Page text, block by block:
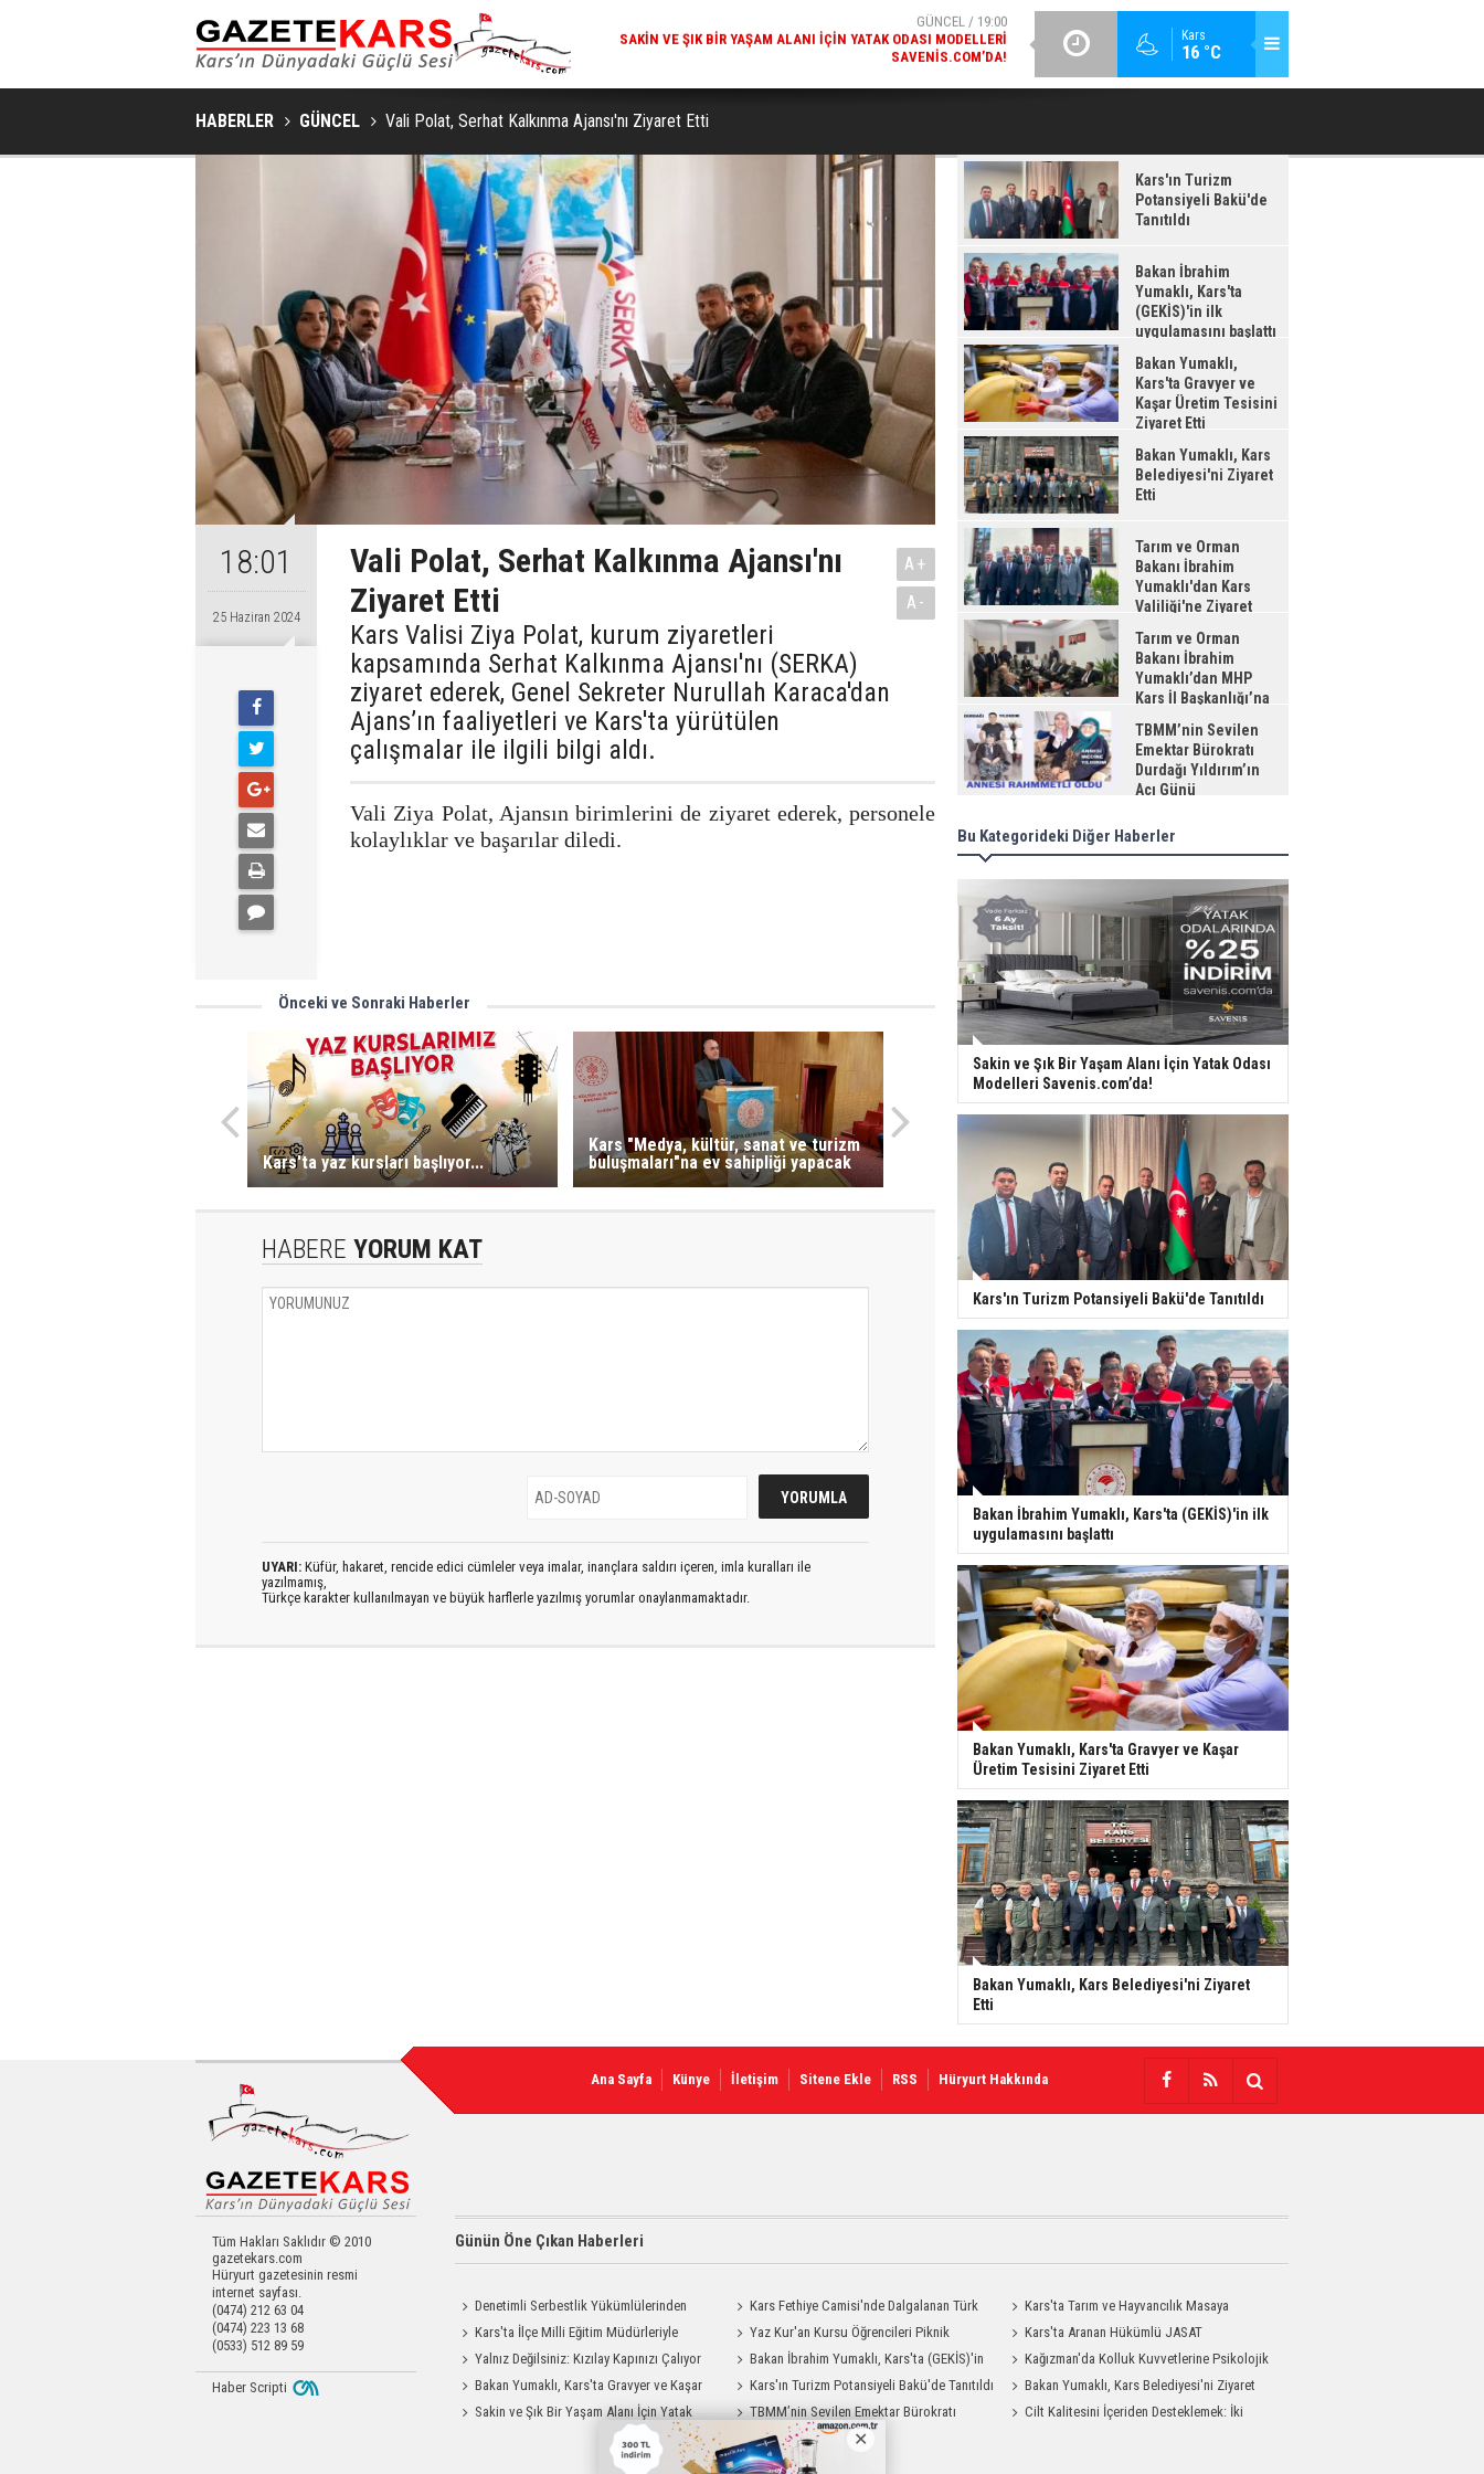
Kars
16 °C
GÜNCEL / 18:38
KARS'IN TURIZM POTANSIYELI BAKÜ'DE TANITILDI
BAKAN İBRAHIM YUMAKLI, KARS'TA (GEKİS)'IN ILK
HABERLER GÜNCEL Vali Polat, Serhat Kalkınma Ajansı'nı Ziyaret Etti
18:01
25 Haziran 2024
Vali Polat, Serhat Kalkınma Ajansı'nı
Ziyaret Etti
​​​​​​​Kars Valisi Ziya Polat, kurum ziyaretleri
kapsamında Serhat Kalkınma Ajansı'nı (SERKA)
ziyaret ederek, Genel Sekreter Nurullah Karaca'dan
Ajans’ın faaliyetleri ve Kars'ta yürütülen
çalışmalar ile ilgili bilgi aldı.
A+
A-
Vali Ziya Polat, Ajansın birimlerini de ziyaret ederek, personele
kolaylıklar ve başarılar diledi.
Önceki ve Sonraki Haberler
Kars'ta yaz kursları başlıyor...
Kars "Medya, kültür, sanat ve turizm
buluşmaları"na ev sahipliği yapacak
HABERE YORUM KAT
UYARI: Küfür, hakaret, rencide edici cümleler veya imalar, inançlara saldırı içeren, imla kuralları ile
yazılmamış,
Türkçe karakter kullanılmayan ve büyük harflerle yazılmış yorumlar onaylanmamaktadır.
Kars'ın Turizm
Potansiyeli Bakü'de
Tanıtıldı
Bakan İbrahim
Yumaklı, Kars'ta
(GEKİS)'in ilk
uygulamasını başlattı
Bakan Yumaklı,
Kars'ta Gravyer ve
Kaşar Üretim Tesisini
Ziyaret Etti
Bakan Yumaklı, Kars
Belediyesi'ni Ziyaret
Etti
Tarım ve Orman
Bakanı İbrahim
Yumaklı'dan Kars
Valiliği'ne Ziyaret
Tarım ve Orman
Bakanı İbrahim
Yumaklı’dan MHP
Kars İl Başkanlığı’na
Ziyaret
TBMM’nin Sevilen
Emektar Bürokratı
Durdağı Yıldırım’ın
Acı Günü
Bu Kategorideki Diğer Haberler
Sakin ve Şık Bir Yaşam Alanı İçin Yatak Odası
Modelleri Savenis.com’da!
Kars'ın Turizm Potansiyeli Bakü'de Tanıtıldı
Bakan İbrahim Yumaklı, Kars'ta (GEKİS)'in ilk
uygulamasını başlattı
Bakan Yumaklı, Kars'ta Gravyer ve Kaşar
Üretim Tesisini Ziyaret Etti
Bakan Yumaklı, Kars Belediyesi'ni Ziyaret
Etti
Ana Sayfa Künye İletişim Sitene Ekle RSS Hüryurt Hakkında
Tüm Hakları Saklıdır © 2010
gazetekars.com
Hüryurt gazetesinin resmi
internet sayfası.
(0474) 212 63 04
(0474) 223 13 68
(0533) 512 89 59
Günün Öne Çıkan Haberleri
Denetimli Serbestlik Yükümlülerinden
Okula Temizlik Desteği
Kars Fethiye Camisi'nde Dalgalanan Türk
Bayrağı Görenlerin Beğenisini Topladı
Kars'ta Tarım ve Hayvancılık Masaya
Yatırıldı
Kars'ta İlçe Milli Eğitim Müdürleriyle
Değerlendirme Toplantısı
Yaz Kur'an Kursu Öğrencileri Piknik
Coşkusu Yaşadı
Kars'ta Aranan Hükümlü JASAT
Operasyonuyla Yakalandı
Yalnız Değilsiniz: Kızılay Kapınızı Çalıyor
Bakan İbrahim Yumaklı, Kars'ta (GEKİS)'in
ilk uygulamasını başlattı
Kağızman'da Kolluk Kuvvetlerine Psikolojik
İlk Yardım Eğitimi
Bakan Yumaklı, Kars'ta Gravyer ve Kaşar
Üretim Tesisini Ziyaret Etti
Kars'ın Turizm Potansiyeli Bakü'de Tanıtıldı
Bakan Yumaklı, Kars Belediyesi'ni Ziyaret
Etti
Sakin ve Şık Bir Yaşam Alanı İçin Yatak
Odası Modelleri Savenis.com’da!
TBMM’nin Sevilen Emektar Bürokratı
Durdağı Yıldırım’ın Acı Günü
Cilt Kalitesini İçeriden Desteklemek: İki
Haber Scripti